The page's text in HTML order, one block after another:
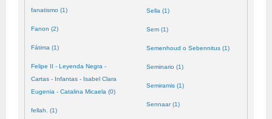
fanatismo (1)
Fanon (2)
Fátima (1)
Felipe II - Leyenda Negra -
Cartas - Infantas - Isabel Clara
Eugenia - Catalina Micaela (0)
fellah. (1)
Sella (1)
Sem (1)
Semenhoud o Sebennitus (1)
Seminario (1)
Semiramis (1)
Sennaar (1)